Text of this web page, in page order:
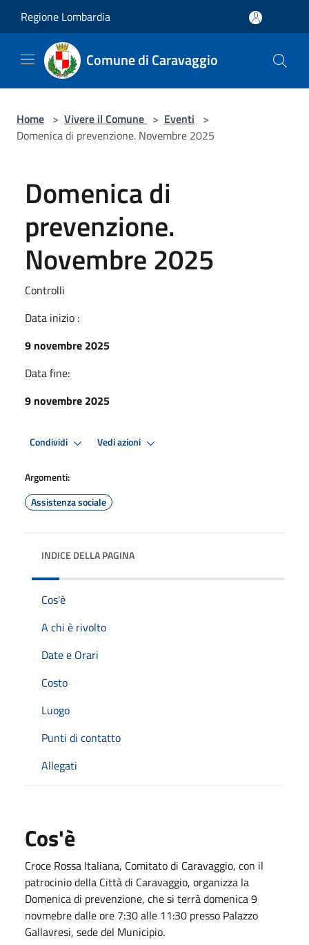
Regione Lombardia
Comune di Caravaggio
Home > Vivere il Comune > Eventi >
Domenica di prevenzione. Novembre 2025
Domenica di
prevenzione.
Novembre 2025
Controlli
Data inizio :
9 novembre 2025
Data fine:
9 novembre 2025
Condividi Vedi azioni
Argomenti:
Assistenza sociale
INDICE DELLA PAGINA
Cos'è
A chi è rivolto
Date e Orari
Costo
Luogo
Punti di contatto
Allegati
Cos'è
Croce Rossa Italiana, Comitato di Caravaggio, con il
patrocinio della Città di Caravaggio, organizza la
Domenica di prevenzione, che si terrà domenica 9
novmebre dalle ore 7:30 alle 11:30 presso Palazzo
Gallavresi, sede del Municipio.